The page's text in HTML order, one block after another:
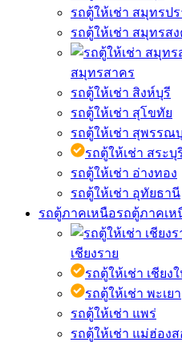
รถตู้ให้เช่า สมุทรป
รถตู้ให้เช่า สมุทรส
สมุทรสาคร
รถตู้ให้เช่า สิงห์บุรี
รถตู้ให้เช่า สุโขทัย
รถตู้ให้เช่า สุพรรณ
รถตู้ให้เช่า สระบุ
รถตู้ให้เช่า อ่างทอง
รถตู้ให้เช่า อุทัยธานี
รถตู้ภาคเหนือรถตู้ภาคเห
เชียงราย
รถตู้ให้เช่า เชียง
รถตู้ให้เช่า พะเยา
รถตู้ให้เช่า แพร่
รถตู้ให้เช่า แม่ฮ่อง